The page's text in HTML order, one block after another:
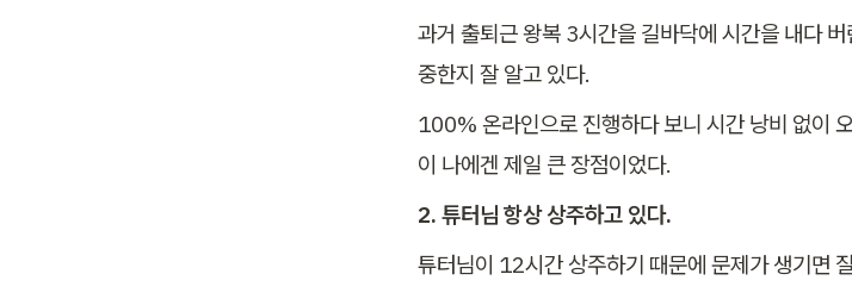
과거 출퇴근 왕복 3시간을 길바닥에 시간을 내다
중한지 잘 알고 있다.
100% 온라인으로 진행하다 보니 시간 낭비 없이
이 나에겐 제일 큰 장점이었다.
2. 튜터님 항상 상주하고 있다.
튜터님이 12시간 상주하기 때문에 문제가 생기면